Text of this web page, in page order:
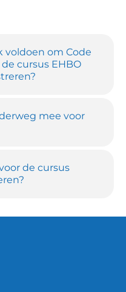
voldoen om Code
cursus EHBO
mee voor
de cursus